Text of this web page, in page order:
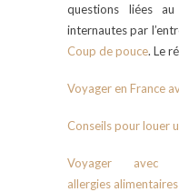
questions liées
internautes par
Coup de pouce. Le
Voyager en France
Conseils pour louer
Voyager
allergies alimentaires